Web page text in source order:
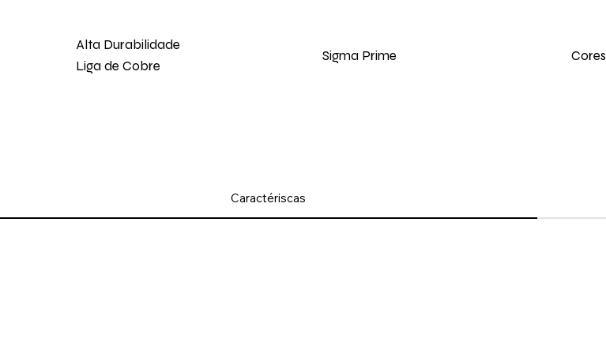
Alta Durabilidade
Liga de Cobre
Sigma Prime Cores
Caractériscas